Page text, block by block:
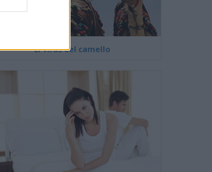
El virus del camello